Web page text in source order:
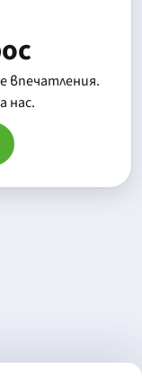
впечатления.
нас.